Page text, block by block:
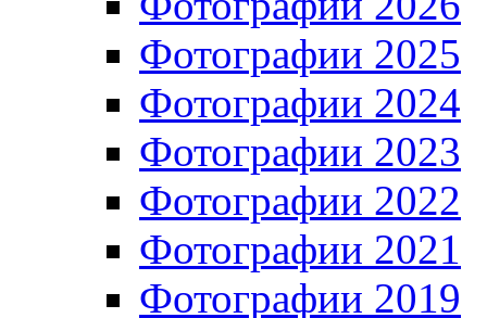
Фотографии 2025
Фотографии 2024
Фотографии 2023
Фотографии 2022
Фотографии 2021
Фотографии 2019